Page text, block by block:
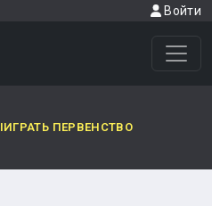
Войти
ПЕРВЕНСТВО